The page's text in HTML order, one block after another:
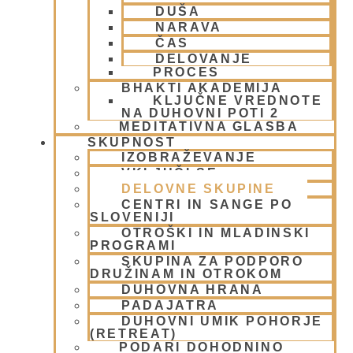
DUŠA
NARAVA
ČAS
DELOVANJE
PROCES
BHAKTI AKADEMIJA
KLJUČNE VREDNOTE
NA DUHOVNI POTI 2
MEDITATIVNA GLASBA
SKUPNOST
IZOBRAŽEVANJE
VKLJUČI SE
DELOVNE SKUPINE
CENTRI IN SANGE PO
SLOVENIJI
OTROŠKI IN MLADINSKI
PROGRAMI
SKUPINA ZA PODPORO
DRUŽINAM IN OTROKOM
DUHOVNA HRANA
PADAJATRA
DUHOVNI UMIK POHORJE
(RETREAT)
PODARI DOHODNINO
za organizacijo in izvedbo različnih
duhovnih festivalov ter praznovanj, ki
so ključni del skupnosti. Ta odbor
načrtuje in usklajuje dogodke (kot so
Janmashtami, Gaura Purnima, Ratha
Yatra, …) ter skrbi za vse vidike teh
praznovanj, vključno z dekoracijami,
programi, hrano, itd.
Oddelek za komunikacijo
Oddelek za stike z javnostjo prevzema
ključno vlogo pri predstavljanju in
promociji poslanstva, vrednot in
aktivnosti organizacije širši skupnosti